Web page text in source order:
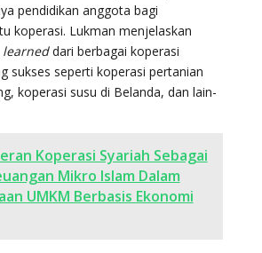
pendidikan anggota bagi
koperasi. Lukman menjelaskan
learneddari berbagai koperasi
sukses seperti koperasi pertanian
koperasi susu di Belanda, dan lain-
Koperasi Syariah Sebagai
Mikro Islam Dalam
UMKM Berbasis Ekonomi